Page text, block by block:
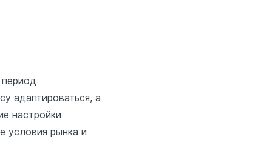
адаптироваться, а
настройки
условия рынка и